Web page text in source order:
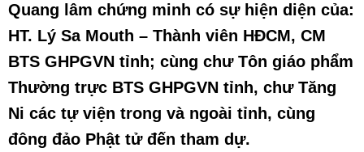
Quang lâm chứng minh có sự hiện diện của:
HT. Lý Sa Mouth – Thành viên HĐCM, CM
BTS GHPGVN tỉnh; cùng chư Tôn giáo phẩm
Thường trực BTS GHPGVN tỉnh, chư Tăng
Ni các tự viện trong và ngoài tỉnh, cùng
đông đảo Phật tử đến tham dự.